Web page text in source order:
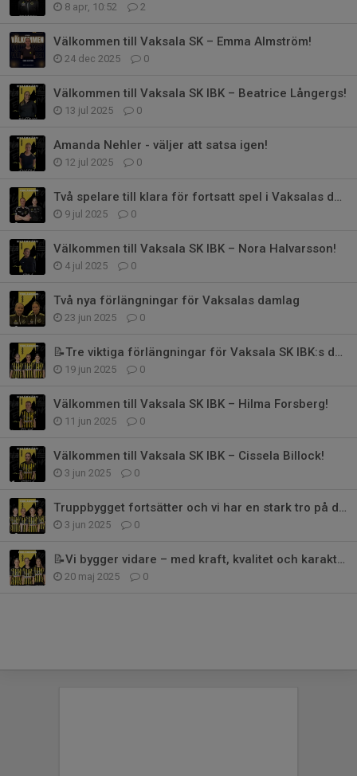
8 apr, 10:52 2
Välkommen till Vaksala SK – Emma Almström!
24 dec 2025 0
Välkommen till Vaksala SK IBK – Beatrice Långergs!
13 jul 2025 0
Amanda Nehler - väljer att satsa igen!
12 jul 2025 0
Två spelare till klara för fortsatt spel i Vaksalas damlag
9 jul 2025 0
Välkommen till Vaksala SK IBK – Nora Halvarsson!
4 jul 2025 0
Två nya förlängningar för Vaksalas damlag
23 jun 2025 0
📝Tre viktiga förlängningar för Vaksala SK IBK:s damlag
19 jun 2025 0
Välkommen till Vaksala SK IBK – Hilma Forsberg!
11 jun 2025 0
Välkommen till Vaksala SK IBK – Cissela Billock!
3 jun 2025 0
Truppbygget fortsätter och vi har en stark tro på det vi gör
3 jun 2025 0
📝Vi bygger vidare – med kraft, kvalitet och karaktär
20 maj 2025 0